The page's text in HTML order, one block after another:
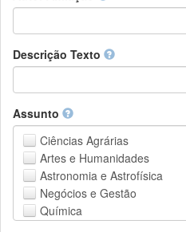
Descrição Texto
Assunto
Ciências Agrárias
Artes e Humanidades
Astronomia e Astrofísica
Negócios e Gestão
Química